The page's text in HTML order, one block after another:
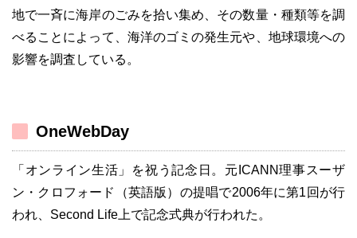
地で一斉に海岸のごみを拾い集め、その数量・種類等を調
べることによって、海洋のゴミの発生元や、地球環境への
影響を調査している。
OneWebDay
「オンライン生活」を祝う記念日。元ICANN理事スーザ
ン・クロフォード（英語版）の提唱で2006年に第1回が行
われ、Second Life上で記念式典が行われた。